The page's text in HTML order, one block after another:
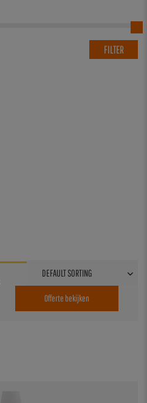
FILTER
Offerte bekijken